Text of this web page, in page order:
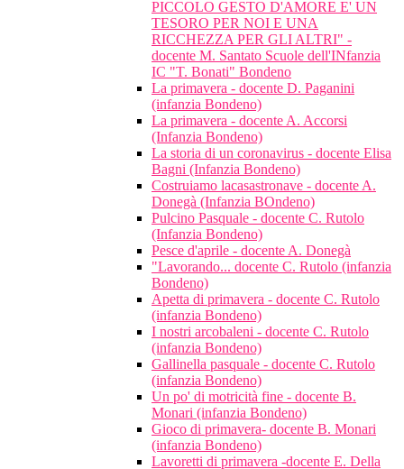
PICCOLO GESTO D'AMORE E' UN
TESORO PER NOI E UNA
RICCHEZZA PER GLI ALTRI" -
docente M. Santato Scuole dell'INfanzia
IC "T. Bonati" Bondeno
La primavera - docente D. Paganini
(infanzia Bondeno)
La primavera - docente A. Accorsi
(Infanzia Bondeno)
La storia di un coronavirus - docente Elisa
Bagni (Infanzia Bondeno)
Costruiamo lacasastronave - docente A.
Donegà (Infanzia BOndeno)
Pulcino Pasquale - docente C. Rutolo
(Infanzia Bondeno)
Pesce d'aprile - docente A. Donegà
"Lavorando... docente C. Rutolo (infanzia
Bondeno)
Apetta di primavera - docente C. Rutolo
(infanzia Bondeno)
I nostri arcobaleni - docente C. Rutolo
(infanzia Bondeno)
Gallinella pasquale - docente C. Rutolo
(infanzia Bondeno)
Un po' di motricità fine - docente B.
Monari (infanzia Bondeno)
Gioco di primavera- docente B. Monari
(infanzia Bondeno)
Lavoretti di primavera -docente E. Della